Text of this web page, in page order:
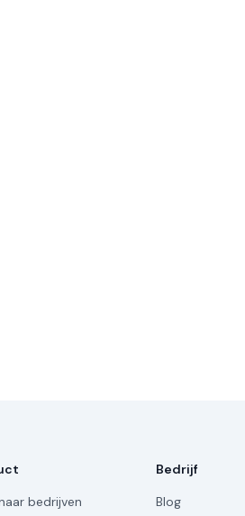
bedrijven
Bedrijf
Blog